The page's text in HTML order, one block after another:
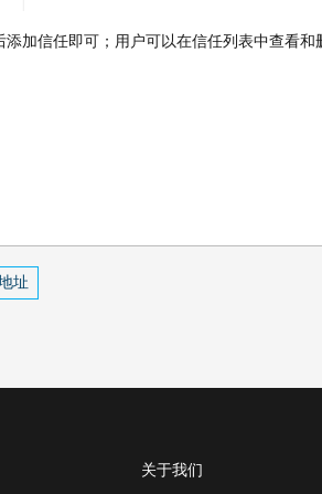
加信任即可；用户可以在信任列表中查看和
址
关于我们